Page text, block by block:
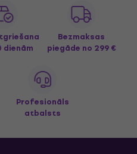
dienām
Bezmaksas
piegāde no 299 €
Profesionāls
atbalsts